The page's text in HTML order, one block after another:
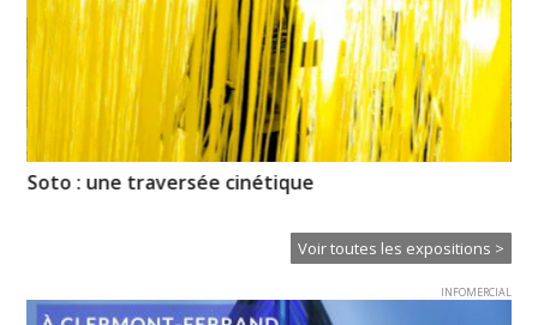
Soto : une traversée cinétique
Voir toutes les expositions >
INFOMERCIAL